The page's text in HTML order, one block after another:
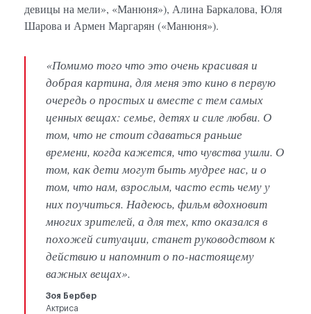
девицы на мели», «Манюня»), Алина Баркалова, Юля
Шарова и Армен Маргарян («Манюня»).
«Помимо того что это очень красивая и
добрая картина, для меня это кино в первую
очередь о простых и вместе с тем самых
ценных вещах: семье, детях и силе любви. О
том, что не стоит сдаваться раньше
времени, когда кажется, что чувства ушли. О
том, как дети могут быть мудрее нас, и о
том, что нам, взрослым, часто есть чему у
них поучиться. Надеюсь, фильм вдохновит
многих зрителей, а для тех, кто оказался в
похожей ситуации, станет руководством к
действию и напомнит о по-настоящему
важных вещах».
Зоя Бербер
Актриса